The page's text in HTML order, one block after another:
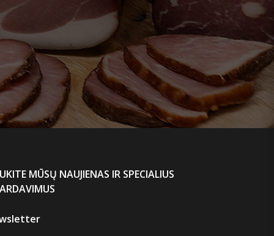
MŪSŲ NAUJIENAS IR SPECIALIUS